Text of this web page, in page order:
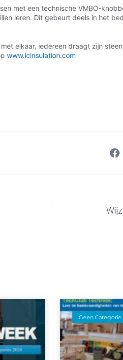
met een technische VMBO-
leren. Dit gebeurt deels in het
elkaar, iedereen draagt zijn
www.icinsulation.com
Geen Categorie